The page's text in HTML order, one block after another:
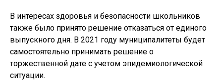
В интересах здоровья и безопасности школьников
также было принято решение отказаться от единого
выпускного дня. В 2021 году муниципалитеты будет
самостоятельно принимать решение о
торжественной дате с учетом эпидемиологической
ситуации.